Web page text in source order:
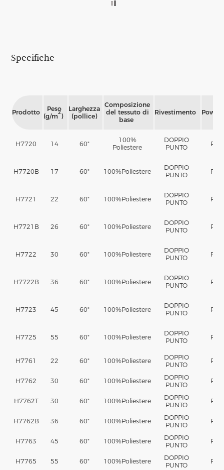
Specifiche
Prodotto
Peso
(g/m
2
)
Larghezza
(pollice)
Composizione
del tessuto di
base
Rivestimento
H7720 14 60"
100%
Poliestere
DOPPIO
PUNTO
PA
H7720B 17 60" 100%Poliestere
DOPPIO
PUNTO
PA
H7721 22 60" 100%Poliestere
DOPPIO
PUNTO
PA
H7721B 26 60" 100%Poliestere
DOPPIO
PUNTO
PA
H7722 30 60" 100%Poliestere
DOPPIO
PUNTO
PA
H7722B 36 60" 100%Poliestere
DOPPIO
PUNTO
PA
H7723 45 60" 100%Poliestere
DOPPIO
PUNTO
PA
H7725 55 60" 100%Poliestere
DOPPIO
PUNTO
PA
H7761 22 60" 100%Poliestere
DOPPIO
PUNTO
PA
H7762 30 60" 100%Poliestere
DOPPIO
PUNTO
PA
H7762T 30 60" 100%Poliestere
DOPPIO
PUNTO
PA
H7762B 36 60" 100%Poliestere
DOPPIO
PUNTO
PA
H7763 45 60" 100%Poliestere
DOPPIO
PUNTO
PA
H7765 55 60" 100%Poliestere
DOPPIO
PUNTO
PA